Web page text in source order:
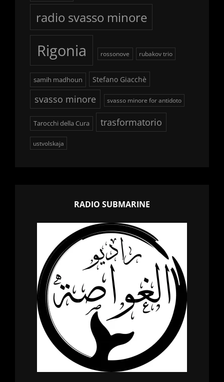
radio svasso minore
Rigonia rossonove rubakov trio
samih madhoun Stefano Giacchè
svasso minore svasso minore for antidoto
Tarocchi della Cura trasformatorio
ustvolskaja
RADIO SUBMARINE